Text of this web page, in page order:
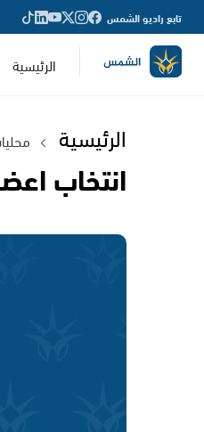
تابع راديو الشمس
الرئيسية
الرئيسية
انتخاب